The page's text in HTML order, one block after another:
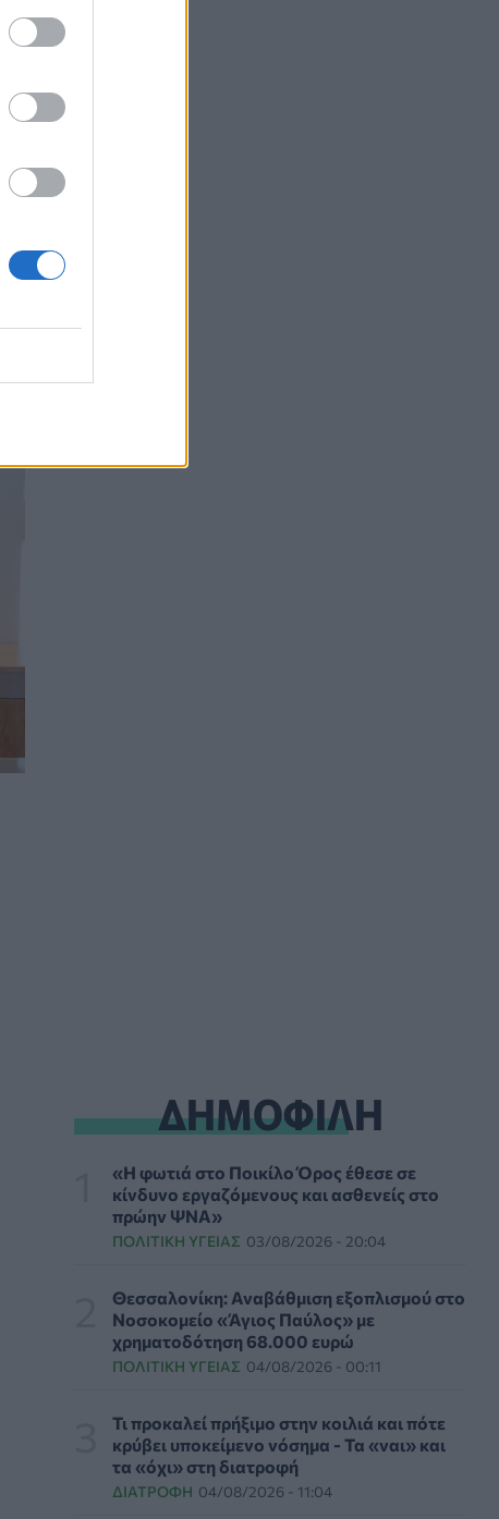
Θεσσαλονίκη: Νέοι ψεκασμοί κατά των
στις 10, 11 και 12 Αυγούστου
ΕΔΟΕΑΠ: Συστάσεις για τις επερχόμενες
PHARMA POLICY 06/08/2026 - 12:00
Καυτερές πιπεριές και μαρούλια οι πηγές του
υγειονομικού τρόμου στις ΗΠΑ
ΥΓΕΊΑ 06/08/2026 - 11:00
mRNA της Moderna – Τι δείχνουν οι μελέτες»
PHARMA NEWS 06/08/2026 - 10:00
Ιός Δυτικού Νείλου: 23 νέα κρούσματα μέσα σε
ΕΠΙΚΑΙΡΌΤΗΤΑ 06/08/2026 - 09:00
Μεγαλώνει πραγματικά η μυωπία μετά την
ενηλικίωση; - Τι δείχνουν νέες μελέτες
ΔΗΜΟΦΙΛΗ
«Η φωτιά στο Ποικίλο Όρος έθεσε σε
κίνδυνο εργαζόμενους και ασθενείς στο
πρώην ΨΝΑ»
ΠΟΛΙΤΙΚΉ ΥΓΕΊΑΣ 03/08/2026 - 20:04
Θεσσαλονίκη: Αναβάθμιση εξοπλισμού στο
Νοσοκομείο «Άγιος Παύλος» με
χρηματοδότηση 68.000 ευρώ
ΠΟΛΙΤΙΚΉ ΥΓΕΊΑΣ 04/08/2026 - 00:11
Τι προκαλεί πρήξιμο στην κοιλιά και πότε
κρύβει υποκείμενο νόσημα - Τα «ναι» και
τα «όχι» στη διατροφή
ΔΙΑΤΡΟΦΉ 04/08/2026 - 11:04